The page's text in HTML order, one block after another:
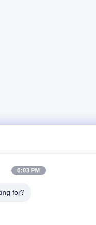
6:03 PM
for?